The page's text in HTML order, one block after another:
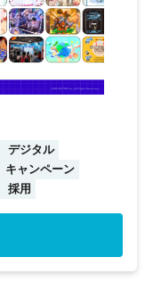
デジタル
キャンペーン
採用